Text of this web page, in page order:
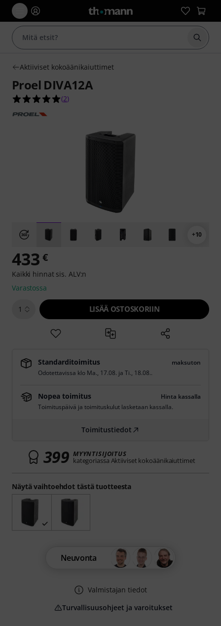
Aloita
Aktiiviset kokoäänikaiuttimet
Proel DIVA12A
5.0 tähteä viidestä yhteensä 2
(2)
+10
Näytä vaihtoehdot tästä tuotteesta
433 €
Kaikki hinnat sis. ALV:n
Varastossa
1 LISÄÄ OSTOSKORIIN
Standarditoimitus
maksuton
Odotettavissa klo Ma., 17.08. ja Ti., 18.08..
Nopea toimitus
Hinta kassalla
Toimituspäivä ja toimituskulut lasketaan kassalla.
Toimitustiedot
399 MYYNTISIJOITUS
kategoriassa Aktiiviset kokoäänikaiuttimet
Neuvonta
Valmistajan tiedot
Turvallisuusohjeet ja varoitukset